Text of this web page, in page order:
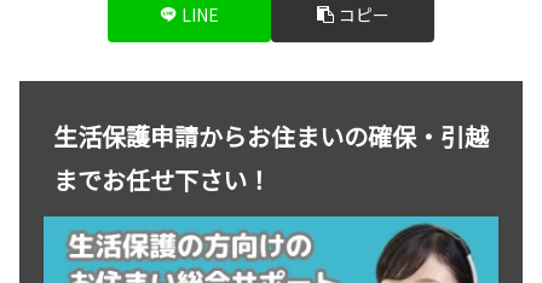
LINE コピー
生活保護申請からお住まいの確保・引越
までお任せ下さい！